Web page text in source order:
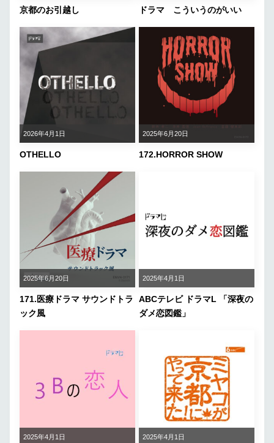
京都のお引越し ドラマ こういうのがいい
2026年4月1日
OTHELLO
2025年6月20日
172.HORROR SHOW
2025年6月20日
171.医療ドラマ サウンドトラ
ック風
2025年4月1日
ABCテレビ ドラマL 「深夜の
ダメ恋図鑑」
2025年4月1日 2025年4月1日